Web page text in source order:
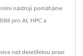
nástroji pomáháme
pro AI, HPC a
než desetiletou praxí